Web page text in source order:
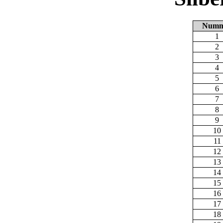
1
2
3
4
5
6
7
8
9
10
11
12
13
14
15
16
17
18